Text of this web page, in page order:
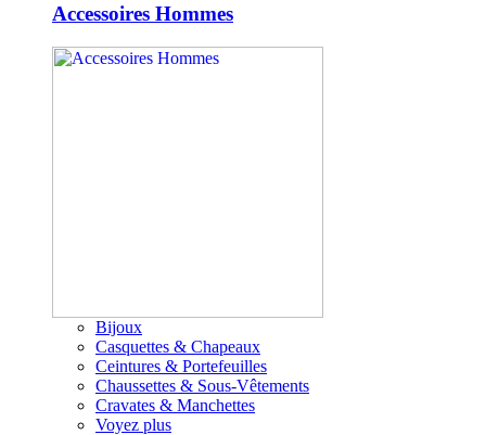
Accessoires Hommes
Bijoux
Casquettes & Chapeaux
Ceintures & Portefeuilles
Chaussettes & Sous-Vêtements
Cravates & Manchettes
Voyez plus